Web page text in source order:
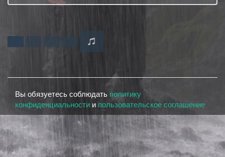
Вы обязуетесь соблюдать политику
конфиденциальности и пользовательское соглашение